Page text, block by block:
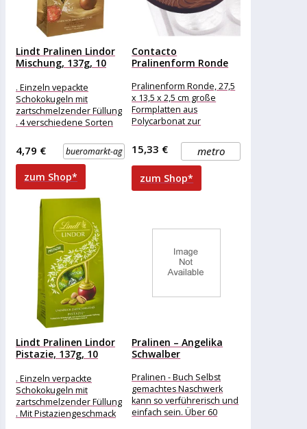
Lindt Pralinen Lindor
Mischung, 137g, 10
. Einzeln vepackte
Schokokugeln mit
zartschmelzender Füllung
. 4 verschiedene Sorten
einzeln verpackt
Eigenschaft: ohne Alkohol
weitere
Produktinformationen:
bueromarkt-ag
4,79 €
zum Shop*
Contacto
Pralinenform Ronde
Pralinenform Ronde, 27,5
x 13,5 x 2,5 cm große
Formplatten aus
Polycarbonat zur
metro
15,33 €
zum Shop*
Lindt Pralinen Lindor
Pistazie, 137g, 10
. Einzeln verpackte
Schokokugeln mit
zartschmelzender Füllung
. Mit Pistaziengeschmack
Pralinen – Angelika
Schwalber
Pralinen - Buch Selbst
gemachtes Naschwerk
kann so verführerisch und
einfach sein. Über 60